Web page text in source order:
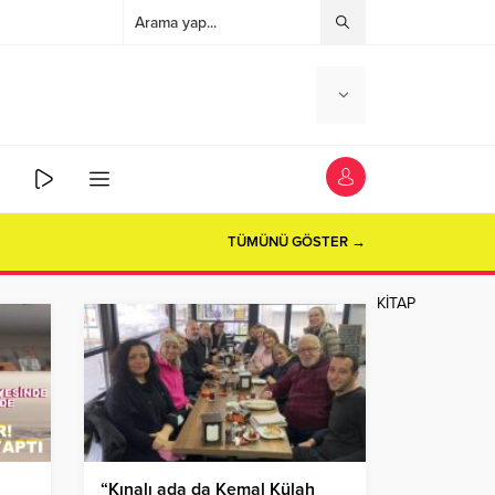
TÜMÜNÜ GÖSTER →
KİTAP
“Kınalı ada da Kemal Külah